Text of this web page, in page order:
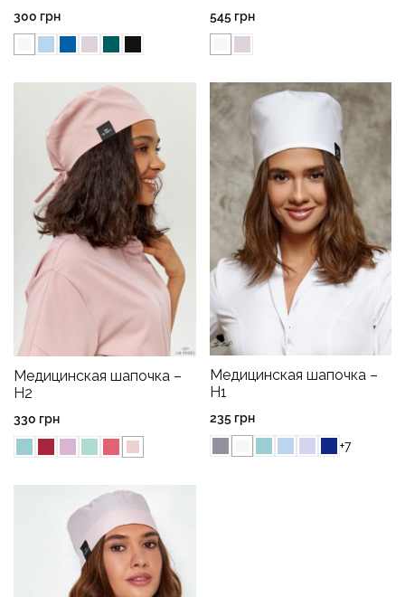
300 грн 545 грн
Медицинская шапочка –
H2
330 грн
Медицинская шапочка –
H1
235 грн
+7